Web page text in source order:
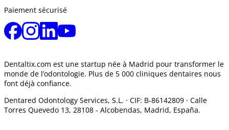
Paiement sécurisé
Dentaltix.com est une startup née à Madrid pour transformer le
monde de l’odontologie. Plus de 5 000 cliniques dentaires nous
font déjà confiance.
Dentared Odontology Services, S.L. · CIF: B-86142809 · Calle
Torres Quevedo 13, 28108 - Alcobendas, Madrid, España.